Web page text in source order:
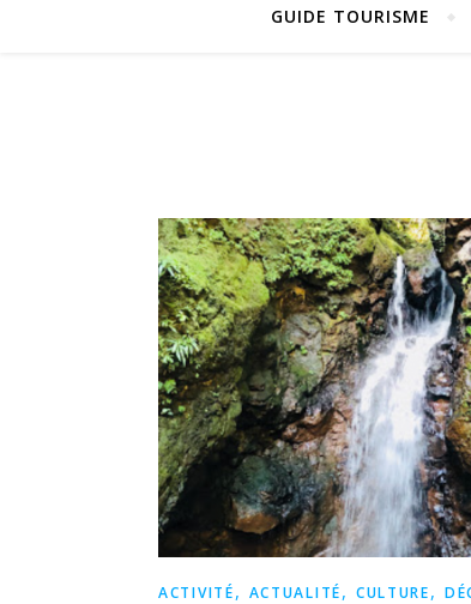
GUIDE TOURISME
ACTIVITÉ, ACTUALITÉ, CULTURE,